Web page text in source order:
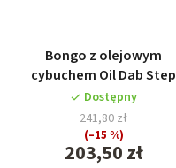
Bongo z olejowym
cybuchem Oil Dab Step
Dostępny
203,50 zł
241,80 zł
(–15 %)